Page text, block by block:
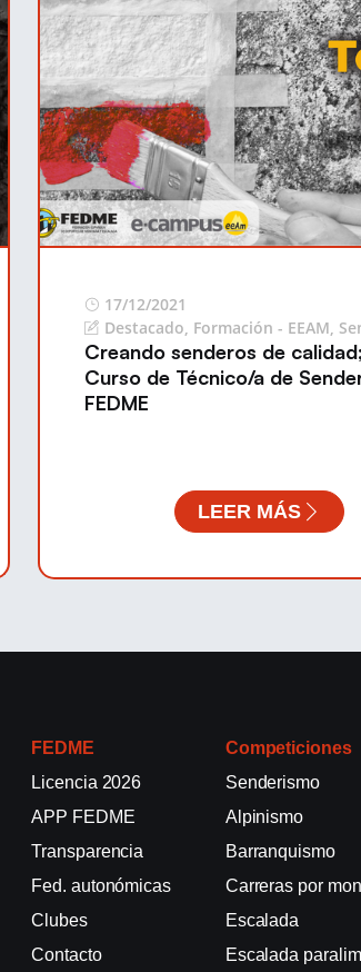
17/12/2021
Destacado, Formación - EEAM,
Creando senderos de
Curso de Técnico/a de
FEDME
LEER MÁS
FEDME
Licencia 2026
APP FEDME
Transparencia
Fed. autonómicas
Clubes
Contacto
Competiciones
Senderismo
Alpinismo
Barranquismo
Carreras por
Escalada
Escalada